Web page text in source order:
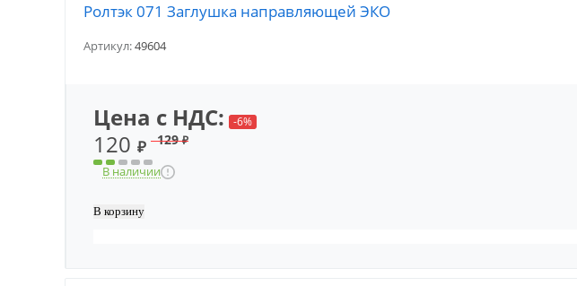
Ролтэк 071 Заглушка направляющей ЭКО
Артикул:49604
Цена с НДС: -6%
120₽ 129₽
В наличии